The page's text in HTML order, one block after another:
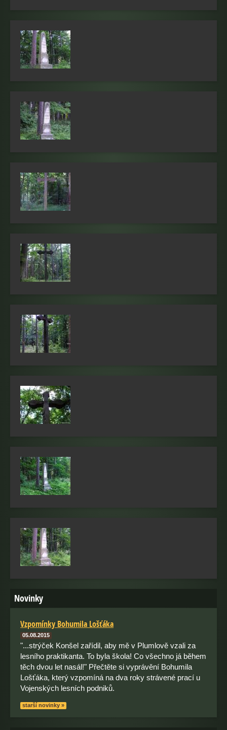
Novinky
Vzpomínky Bohumila Lošťáka
05.08.2015
"...strýček Konšel zařídil, aby mě v Plumlově vzali za
lesního praktikanta. To byla škola! Co všechno já během
těch dvou let nasál!" Přečtěte si vyprávění Bohumila
Lošťáka, který vzpomíná na dva roky strávené prací u
Vojenských lesních podniků.
starší novinky »